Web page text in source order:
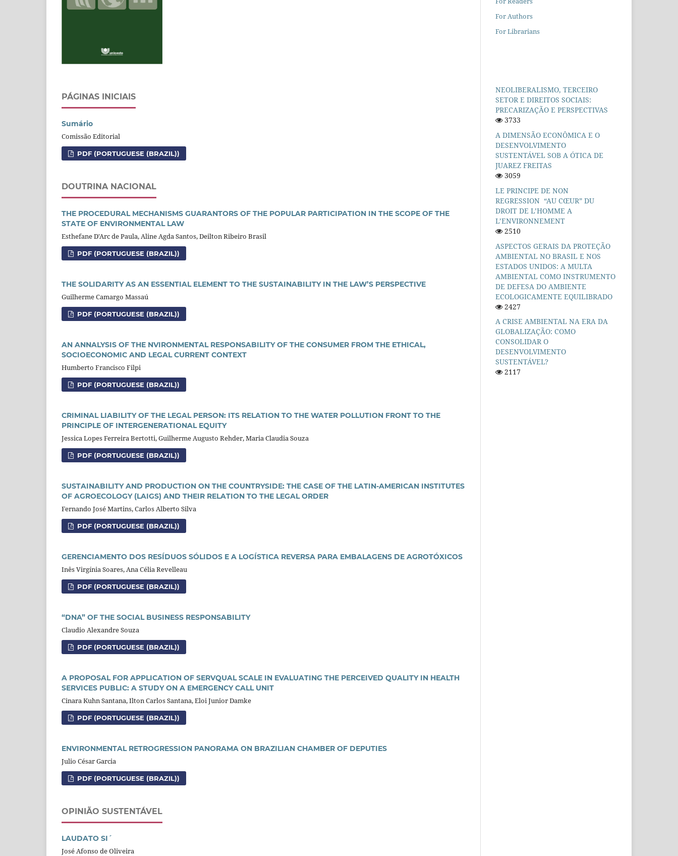
PÁGINAS INICIAIS
Sumário
Comissão Editorial
PDF (PORTUGUESE (BRAZIL))
DOUTRINA NACIONAL
THE PROCEDURAL MECHANISMS GUARANTORS OF THE POPULAR PARTICIPATION IN THE SCOPE OF THE
STATE OF ENVIRONMENTAL LAW
Esthefane D'Arc de Paula, Aline Agda Santos, Deilton Ribeiro Brasil
PDF (PORTUGUESE (BRAZIL))
THE SOLIDARITY AS AN ESSENTIAL ELEMENT TO THE SUSTAINABILITY IN THE LAW’S PERSPECTIVE
Guilherme Camargo Massaú
PDF (PORTUGUESE (BRAZIL))
AN ANNALYSIS OF THE NVIRONMENTAL RESPONSABILITY OF THE CONSUMER FROM THE ETHICAL,
SOCIOECONOMIC AND LEGAL CURRENT CONTEXT
Humberto Francisco Filpi
PDF (PORTUGUESE (BRAZIL))
CRIMINAL LIABILITY OF THE LEGAL PERSON: ITS RELATION TO THE WATER POLLUTION FRONT TO THE
PRINCIPLE OF INTERGENERATIONAL EQUITY
Jessica Lopes Ferreira Bertotti, Guilherme Augusto Rehder, Maria Claudia Souza
PDF (PORTUGUESE (BRAZIL))
SUSTAINABILITY AND PRODUCTION ON THE COUNTRYSIDE: THE CASE OF THE LATIN-AMERICAN INSTITUTES
OF AGROECOLOGY (LAIGS) AND THEIR RELATION TO THE LEGAL ORDER
Fernando José Martins, Carlos Alberto Silva
PDF (PORTUGUESE (BRAZIL))
GERENCIAMENTO DOS RESÍDUOS SÓLIDOS E A LOGÍSTICA REVERSA PARA EMBALAGENS DE AGROTÓXICOS
Inês Virgínia Soares, Ana Célia Revelleau
PDF (PORTUGUESE (BRAZIL))
“DNA” OF THE SOCIAL BUSINESS RESPONSABILITY
Claudio Alexandre Souza
PDF (PORTUGUESE (BRAZIL))
A PROPOSAL FOR APPLICATION OF SERVQUAL SCALE IN EVALUATING THE PERCEIVED QUALITY IN HEALTH
SERVICES PUBLIC: A STUDY ON A EMERGENCY CALL UNIT
Cinara Kuhn Santana, Ilton Carlos Santana, Eloi Junior Damke
PDF (PORTUGUESE (BRAZIL))
ENVIRONMENTAL RETROGRESSION PANORAMA ON BRAZILIAN CHAMBER OF DEPUTIES
Julio César Garcia
PDF (PORTUGUESE (BRAZIL))
OPINIÃO SUSTENTÁVEL
LAUDATO SI´
José Afonso de Oliveira
For Authors
For Librarians
NEOLIBERALISMO, TERCEIRO
SETOR E DIREITOS SOCIAIS:
PRECARIZAÇÃO E PERSPECTIVAS
3733
A DIMENSÃO ECONÔMICA E O
DESENVOLVIMENTO
SUSTENTÁVEL SOB A ÓTICA DE
JUAREZ FREITAS
3059
LE PRINCIPE DE NON
REGRESSION “AU CŒUR” DU
DROIT DE L’HOMME A
L’ENVIRONNEMENT
2510
ASPECTOS GERAIS DA PROTEÇÃO
AMBIENTAL NO BRASIL E NOS
ESTADOS UNIDOS: A MULTA
AMBIENTAL COMO INSTRUMENTO
DE DEFESA DO AMBIENTE
ECOLOGICAMENTE EQUILIBRADO
2427
A CRISE AMBIENTAL NA ERA DA
GLOBALIZAÇÃO: COMO
CONSOLIDAR O
DESENVOLVIMENTO
SUSTENTÁVEL?
2117